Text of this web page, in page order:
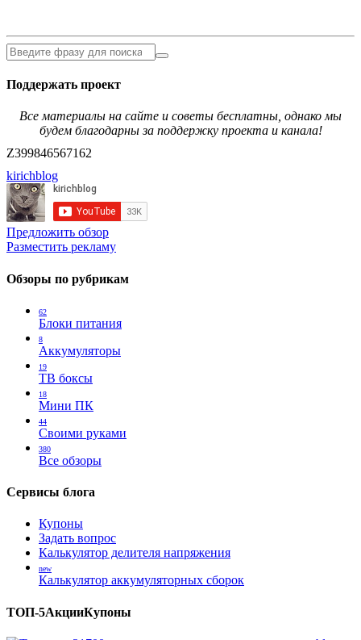
Поддержать проект
Все материалы на сайте и советы бесплатны, однако мы
будем благодарны за поддержку проекта и канала!
Z399846567162
kirichblog
Предложить обзор
Разместить рекламу
Обзоры по рубрикам
62
Блоки питания
8
Аккумуляторы
19
ТВ боксы
18
Мини ПК
44
Своими руками
380
Все обзоры
Сервисы блога
Купоны
Задать вопрос
Калькулятор делителя напряжения
new
Калькулятор аккумуляторных сборок
ТОП-5АкцииКупоны